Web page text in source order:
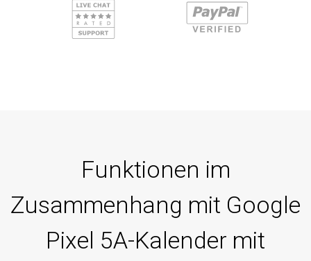
Funktionen im
Zusammenhang mit Google
Pixel 5A-Kalender mit